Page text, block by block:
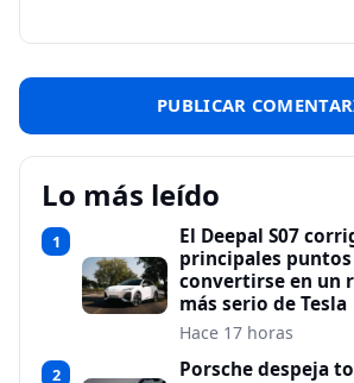
Lo más leído
1
El Deepal S07
principales
convertirse en un
más serio de Tesla
Hace 17 horas
2
Porsche despeja